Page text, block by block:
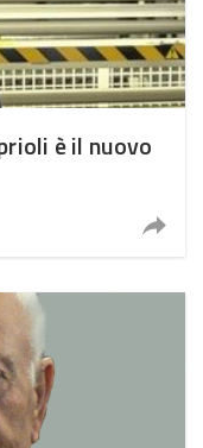
è il nuovo